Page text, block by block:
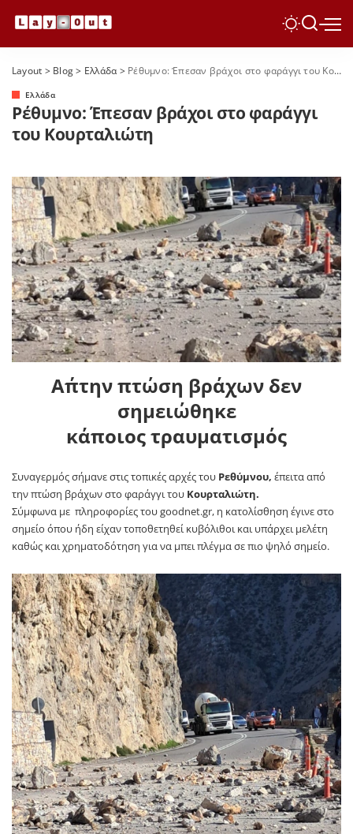
Layout > Blog> Ελλάδα> Ρέθυμνο: Έπεσαν βράχοι στο φαράγγι του Κουρταλιώτη
Ελλάδα
Ρέθυμνο: Έπεσαν βράχοι στο φαράγγι
του Κουρταλιώτη
Απ΄την πτώση βράχων δεν
σημειώθηκε
κάποιος τραυματισμός
Συναγερμός σήμανε στις τοπικές αρχές του Ρεθύμνου, έπειτα από
την πτώση βράχων στο φαράγγι του Κουρταλιώτη.
Σύμφωνα με πληροφορίες του goodnet.gr, η κατολίσθηση έγινε στο
σημείο όπου ήδη είχαν τοποθετηθεί κυβόλιθοι και υπάρχει μελέτη
καθώς και χρηματοδότηση για να μπει πλέγμα σε πιο ψηλό σημείο.